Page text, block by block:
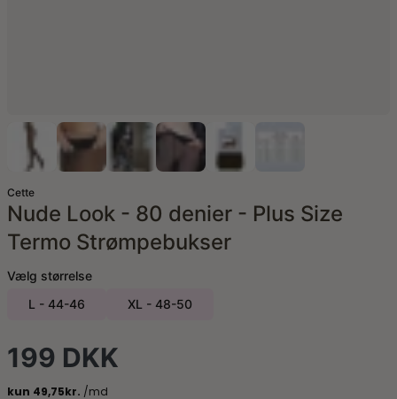
Cette
Nude Look - 80 denier - Plus Size
Termo Strømpebukser
Vælg størrelse
L - 44-46
XL - 48-50
199 DKK